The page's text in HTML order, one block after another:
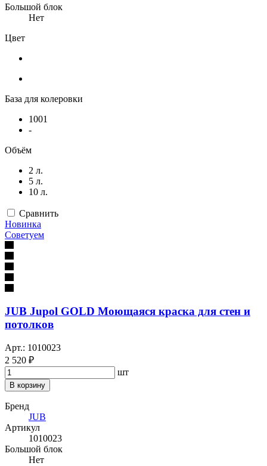
Большой блок
Нет
Цвет
База для колеровки
1001
-
Объём
2 л.
5 л.
10 л.
Сравнить
Новинка
Советуем
JUB Jupol GOLD Моющаяся краска для стен и
потолков
Арт.: 1010023
2 520 ₽
шт
В корзину
Бренд
JUB
Артикул
1010023
Большой блок
Нет